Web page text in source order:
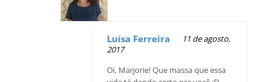
Luísa Ferreira
11 de agosto,
2017
Oi, Marjorie! Que massa que essa